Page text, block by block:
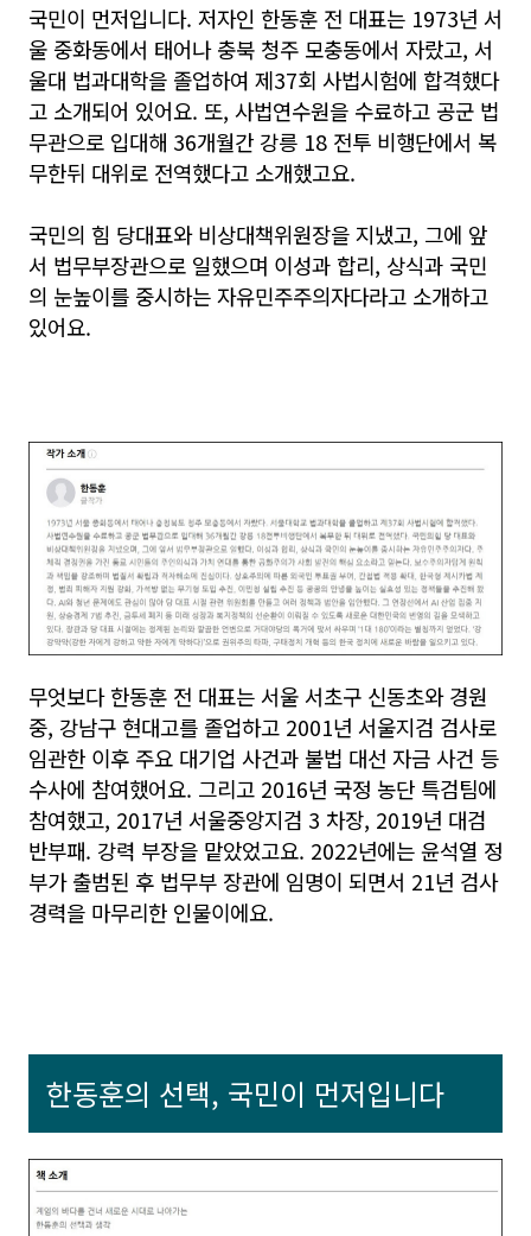
국민이 먼저입니다. 저자인 한동훈 전 대표는 1973년 서
울 중화동에서 태어나 충북 청주 모충동에서 자랐고, 서
울대 법과대학을 졸업하여 제37회 사법시험에 합격했다
고 소개되어 있어요. 또, 사법연수원을 수료하고 공군 법
무관으로 입대해 36개월간 강릉 18 전투 비행단에서 복
무한뒤 대위로 전역했다고 소개했고요.
국민의 힘 당대표와 비상대책위원장을 지냈고, 그에 앞
서 법무부장관으로 일했으며 이성과 합리, 상식과 국민
의 눈높이를 중시하는 자유민주주의자다라고 소개하고
있어요.
무엇보다 한동훈 전 대표는 서울 서초구 신동초와 경원
중, 강남구 현대고를 졸업하고 2001년 서울지검 검사로
임관한 이후 주요 대기업 사건과 불법 대선 자금 사건 등
수사에 참여했어요. 그리고 2016년 국정 농단 특검팀에
참여했고, 2017년 서울중앙지검 3 차장, 2019년 대검
반부패. 강력 부장을 맡았었고요. 2022년에는 윤석열 정
부가 출범된 후 법무부 장관에 임명이 되면서 21년 검사
경력을 마무리한 인물이에요.
한동훈의 선택, 국민이 먼저입니다